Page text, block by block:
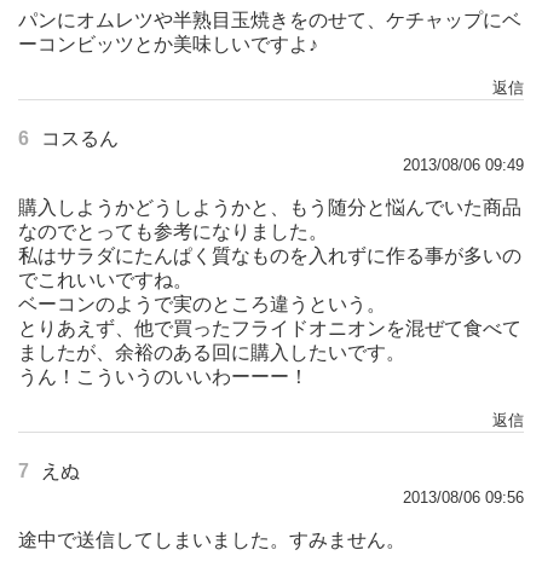
パンにオムレツや半熟目玉焼きをのせて、ケチャップにベ
ーコンビッツとか美味しいですよ♪
返信
6 コスるん
2013/08/06 09:49
購入しようかどうしようかと、もう随分と悩んでいた商品
なのでとっても参考になりました。
私はサラダにたんぱく質なものを入れずに作る事が多いの
でこれいいですね。
ベーコンのようで実のところ違うという。
とりあえず、他で買ったフライドオニオンを混ぜて食べて
ましたが、余裕のある回に購入したいです。
うん！こういうのいいわーーー！
返信
7 えぬ
2013/08/06 09:56
途中で送信してしまいました。すみません。